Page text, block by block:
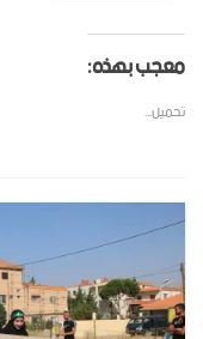
معجب بهذه:
تحميل...